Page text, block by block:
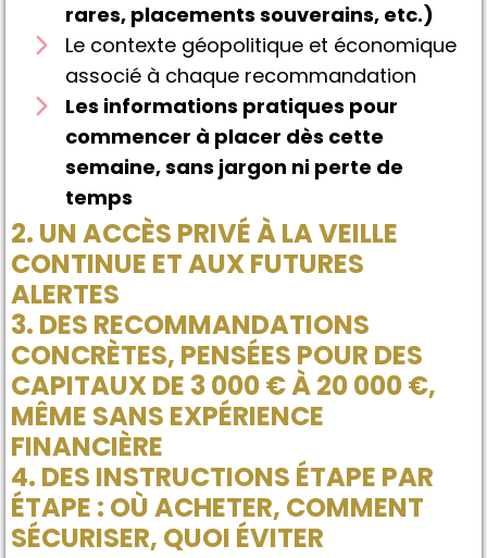
rares, placements souverains, etc.)
Le contexte géopolitique et économique
associé à chaque recommandation
Les informations pratiques pour
commencer à placer dès cette
semaine, sans jargon ni perte de
temps
2. UN ACCÈS PRIVÉ À LA VEILLE
CONTINUE ET AUX FUTURES
ALERTES
3. DES RECOMMANDATIONS
CONCRÈTES, PENSÉES POUR DES
CAPITAUX DE 3 000 € À 20 000 €,
MÊME SANS EXPÉRIENCE
FINANCIÈRE
4. DES INSTRUCTIONS ÉTAPE PAR
ÉTAPE : OÙ ACHETER, COMMENT
SÉCURISER, QUOI ÉVITER